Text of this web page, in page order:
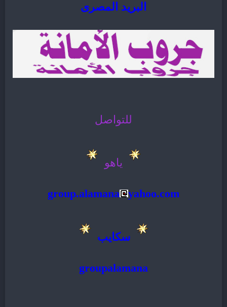
البريد المصرى
للتواصل
ياهو
group.alamana yahoo.com
سكايب
groupalamana